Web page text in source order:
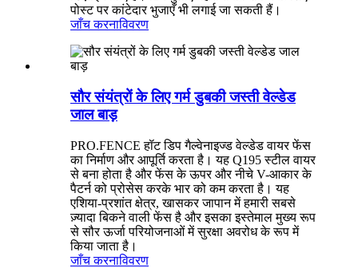
पोस्ट पर कांटेदार भुजाएँ भी लगाई जा सकती हैं।
जाँच करनाविवरण
सौर संयंत्रों के लिए गर्म डुबकी जस्ती वेल्डेड
जाल बाड़
PRO.FENCE हॉट डिप गैल्वेनाइज्ड वेल्डेड वायर फेंस
का निर्माण और आपूर्ति करता है। यह Q195 स्टील वायर
से बना होता है और फेंस के ऊपर और नीचे V-आकार के
पैटर्न को प्रोसेस करके भार को कम करता है। यह
एशिया-प्रशांत क्षेत्र, खासकर जापान में हमारी सबसे
ज़्यादा बिकने वाली फेंस है और इसका इस्तेमाल मुख्य रूप
से सौर ऊर्जा परियोजनाओं में सुरक्षा अवरोध के रूप में
किया जाता है।
जाँच करनाविवरण